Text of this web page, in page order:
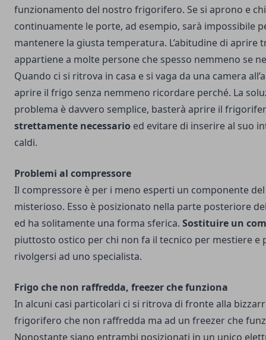
funzionamento del nostro frigorifero. Se si aprono e
continuamente le porte, ad esempio, sarà impossibile
mantenere la giusta temperatura. L’abitudine di aprire
appartiene a molte persone che spesso nemmeno se
Quando ci si ritrova in casa e si vaga da una camera
aprire il frigo senza nemmeno ricordare perché. La
problema è davvero semplice, basterà aprire il
strettamente necessario ed evitare di inserire al suo
caldi.
Problemi al compressore
Il compressore è per i meno esperti un componente
misterioso. Esso è posizionato nella parte posteriore
ed ha solitamente una forma sferica. Sostituire un
piuttosto ostico per chi non fa il tecnico per mestiere e
rivolgersi ad uno specialista.
Frigo che non raffredda, freezer che funziona
In alcuni casi particolari ci si ritrova di fronte alla
frigorifero che non raffredda ma ad un freezer che
Nonostante siano entrambi posizionati in un unico